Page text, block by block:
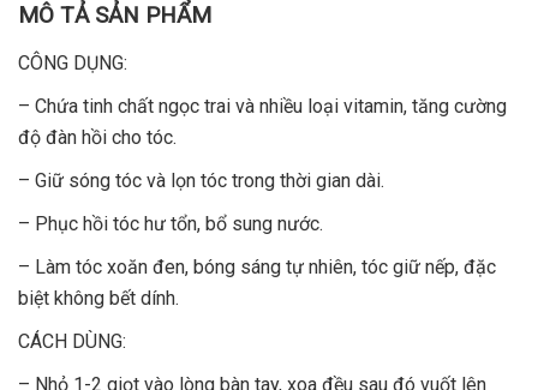
MÔ TẢ SẢN PHẨM
CÔNG DỤNG:
– Chứa tinh chất ngọc trai và nhiều loại vitamin, tăng cường
độ đàn hồi cho tóc.
– Giữ sóng tóc và lọn tóc trong thời gian dài.
– Phục hồi tóc hư tổn, bổ sung nước.
– Làm tóc xoăn đen, bóng sáng tự nhiên, tóc giữ nếp, đặc
biệt không bết dính.
CÁCH DÙNG:
– Nhỏ 1-2 giọt vào lòng bàn tay, xoa đều sau đó vuốt lên